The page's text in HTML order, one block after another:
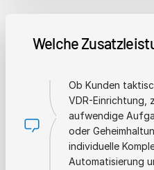
Welche
Ob Kunden
VDR-Einrichtung,
aufwendige
oder
individuelle
Automatisierung